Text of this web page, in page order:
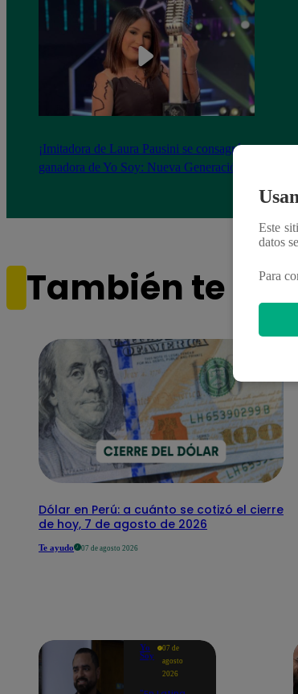
¡Imitadora de Laura Pausini se consagró
ganadora de Yo Soy: Nueva Generación!
También te
Dólar en Perú: a cuánto se cotizó el cierre
de hoy, 7 de agosto de 2026
Te ayudo 07 de agosto 2026
Yo
Soy
07 de
agosto
2026
Este
datos
Para